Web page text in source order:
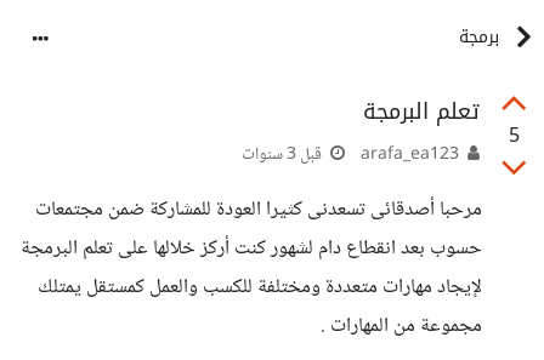
برمجة
5
تعلم البرمجة
قبل 3 سنوات
مرحبا أصدقائى تسعدنى كثيرا العودة للمشاركة ضمن مجتمعات
حسوب بعد انقطاع دام لشهور كنت أركز خلالها على تعلم البرمجة
لإيجاد مهارات متعددة ومختلفة للكسب والعمل كمستقل يمتلك
مجموعة من المهارات .